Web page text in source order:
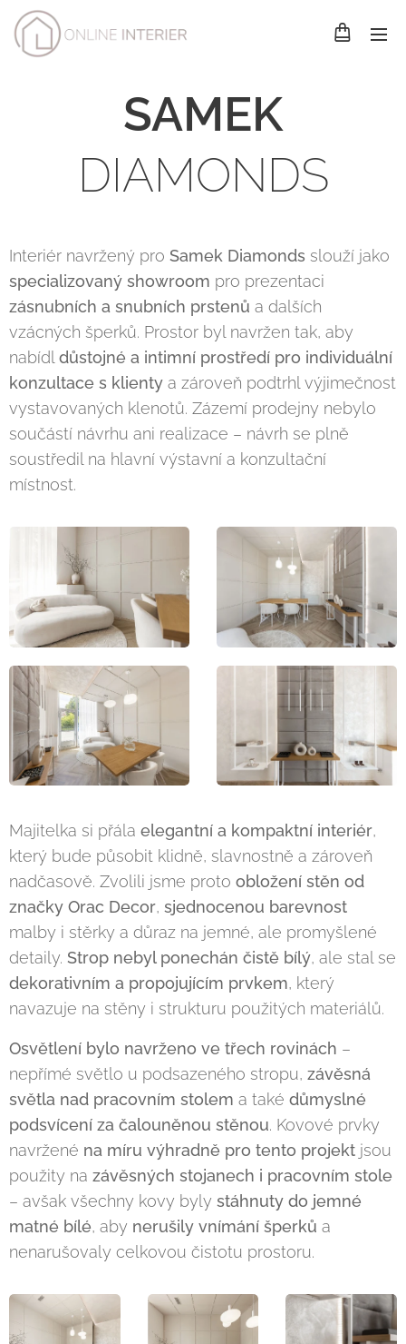
SAMEK
DIAMONDS
Interiér navržený pro Samek Diamonds slouží jako
specializovaný showroom pro prezentaci
zásnubních a snubních prstenů a dalších
vzácných šperků. Prostor byl navržen tak, aby
nabídl důstojné a intimní prostředí pro individuální
konzultace s klienty a zároveň podtrhl výjimečnost
vystavovaných klenotů. Zázemí prodejny nebylo
součástí návrhu ani realizace – návrh se plně
soustředil na hlavní výstavní a konzultační
místnost.
Majitelka si přála elegantní a kompaktní interiér,
který bude působit klidně, slavnostně a zároveň
nadčasově. Zvolili jsme proto obložení stěn od
značky Orac Decor, sjednocenou barevnost
malby i stěrky a důraz na jemné, ale promyšlené
detaily. Strop nebyl ponechán čistě bílý, ale stal se
dekorativním a propojujícím prvkem, který
navazuje na stěny i strukturu použitých materiálů.
Osvětlení bylo navrženo ve třech rovinách –
nepřímé světlo u podsazeného stropu, závěsná
světla nad pracovním stolem a také důmyslné
podsvícení za čalouněnou stěnou. Kovové prvky
navržené na míru výhradně pro tento projekt jsou
použity na závěsných stojanech i pracovním stole
– avšak všechny kovy byly stáhnuty do jemné
matné bílé, aby nerušily vnímání šperků a
nenarušovaly celkovou čistotu prostoru.